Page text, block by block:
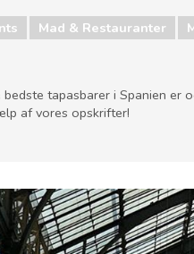
Mad & Restauranter
tapasbarer i Spanien
af vores opskrifter!
Kunst Natteliv & Barer